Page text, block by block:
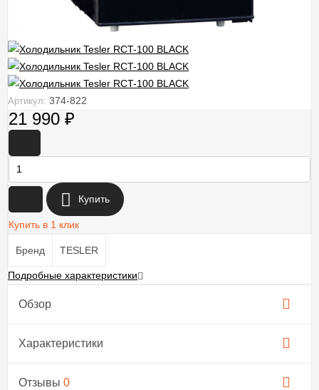
Артикул: 374-822
21 990 ₽
Купить
Купить в 1 клик
Бренд TESLER
Подробные характеристики
Обзор
Характеристики
Отзывы 0